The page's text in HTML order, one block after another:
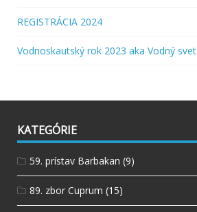
REGISTRÁCIA 2024
Vodnoskautský rok 2023 aka Vodný svet
KATEGÓRIE
59. prístav Barbakan (9)
89. zbor Cuprum (15)